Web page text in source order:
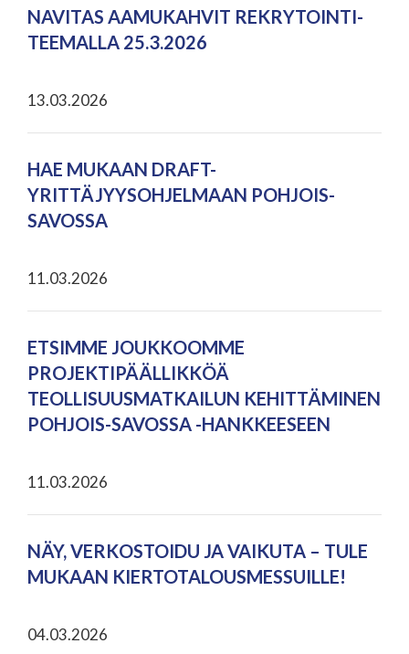
NAVITAS AAMUKAHVIT REKRYTOINTI-
TEEMALLA 25.3.2026
13.03.2026
HAE MUKAAN DRAFT-
YRITTÄJYYSOHJELMAAN POHJOIS-
SAVOSSA
11.03.2026
ETSIMME JOUKKOOMME
PROJEKTIPÄÄLLIKKÖÄ
TEOLLISUUSMATKAILUN KEHITTÄMINEN
POHJOIS-SAVOSSA -HANKKEESEEN
11.03.2026
NÄY, VERKOSTOIDU JA VAIKUTA – TULE
MUKAAN KIERTOTALOUSMESSUILLE!
04.03.2026